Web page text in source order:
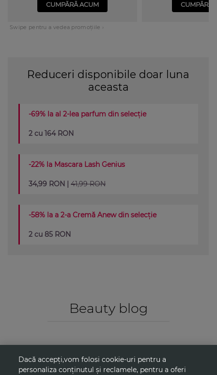
CUMPĂRĂ ACUM CUMPĂRĂ
Swipe pentru a vedea promoțiile ›
Reduceri disponibile doar luna
aceasta
-69% la al 2-lea parfum din selecție
2 cu 164 RON
-22% la Mascara Lash Genius
34,99 RON |41,99 RON
-58% la a 2-a Cremă Anew din selecție
2 cu 85 RON
Beauty blog
Dacă accepți,vom folosi cookie-uri pentru a
personaliza conținutul și reclamele, pentru a oferi